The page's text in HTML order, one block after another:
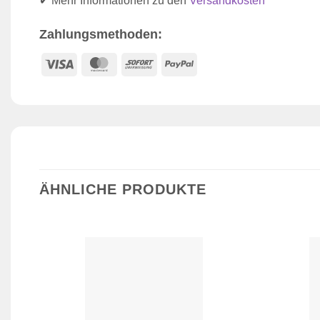
Zahlungsmethoden:
Visa MasterCard
Sofort PayPal
ÄHNLICHE PRODUKTE